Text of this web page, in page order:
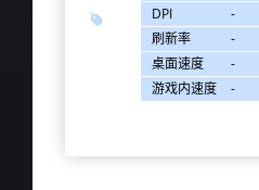

DPI
-
刷新率
-
桌面速度
-
游戏内速度
-